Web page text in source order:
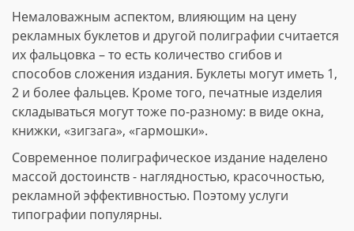
Немаловажным аспектом, влияющим на цену
рекламных буклетов и другой полиграфии считается
их фальцовка – то есть количество сгибов и
способов сложения издания. Буклеты могут иметь 1,
2 и более фальцев. Кроме того, печатные изделия
складываться могут тоже по-разному: в виде окна,
книжки, «зигзага», «гармошки».
Современное полиграфическое издание наделено
массой достоинств - наглядностью, красочностью,
рекламной эффективностью. Поэтому услуги
типографии популярны.